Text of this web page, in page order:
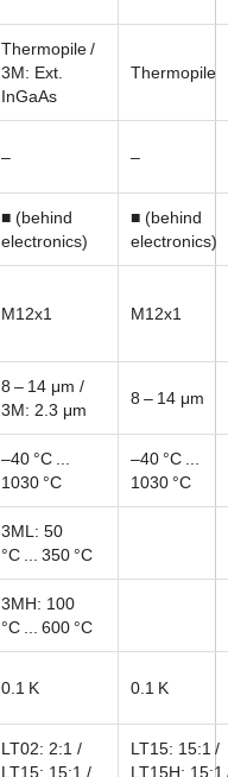
Thermopile /
3M: Ext.
InGaAs
Thermopile
– –
■ (behind
electronics)
■ (behind
electronics)
M12x1 M12x1
8 – 14 μm /
3M: 2.3 μm
8 – 14 μm
–40 °C ...
1030 °C
–40 °C ...
1030 °C
3ML: 50
°C ... 350 °C
3MH: 100
°C ... 600 °C
0.1 K 0.1 K
LT02: 2:1 /
LT15: 15:1 /
LT15: 15:1 /
LT15H: 15:1